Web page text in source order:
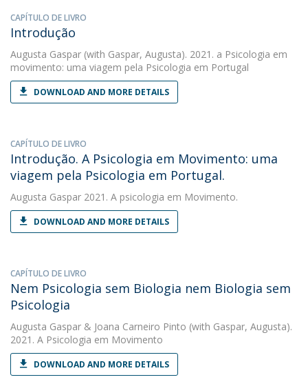
CAPÍTULO DE LIVRO
Introdução
Augusta Gaspar (with Gaspar, Augusta). 2021. a Psicologia em
movimento: uma viagem pela Psicologia em Portugal
DOWNLOAD AND MORE DETAILS
CAPÍTULO DE LIVRO
Introdução. A Psicologia em Movimento: uma
viagem pela Psicologia em Portugal.
Augusta Gaspar 2021. A psicologia em Movimento.
DOWNLOAD AND MORE DETAILS
CAPÍTULO DE LIVRO
Nem Psicologia sem Biologia nem Biologia sem
Psicologia
Augusta Gaspar & Joana Carneiro Pinto (with Gaspar, Augusta).
2021. A Psicologia em Movimento
DOWNLOAD AND MORE DETAILS